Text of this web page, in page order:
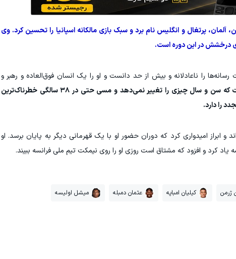
آلمان، پرتغال و انگلیس نام برد و سبک بازی مالکانه اسپانیا را تحسین کرد. وی
درخشش در این دوره است.
رسانه‌ها را ناعادلانه و بیش از حد دانست و او را یک انسان فوق‌العاده و رهبر و
او همچنین در مورد لیونل مسی گفت که سن و سال چیزی را تغییر نمی‌دهد و مسی حتی در ۳۸ سالگی خطرناک‌ترین
را دارد.
و ابراز امیدواری کرد که دوران حضور او با یک قهرمانی دیگر به پایان برسد. او
یاد کرد و افزود که مشتاق است روزی او را روی نیمکت تیم ملی فرانسه ببیند.
ژرمن کیلیان امباپه عثمان دمبله میشل اولیسه